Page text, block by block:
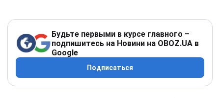
Будьте первыми в курсе главного –
подпишитесь на Новини на OBOZ.UA в
Google
Подписаться